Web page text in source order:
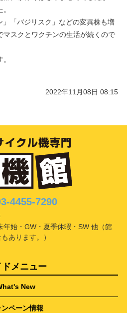
」「バジリスク」などの変異株も増
マスクとワクチンの生活が続くので
2022年11月08日 08:15
4455-7290
年始・GW・夏季休暇・SW 他（館
あります。）
ドメニュー
New
ンペーン情報